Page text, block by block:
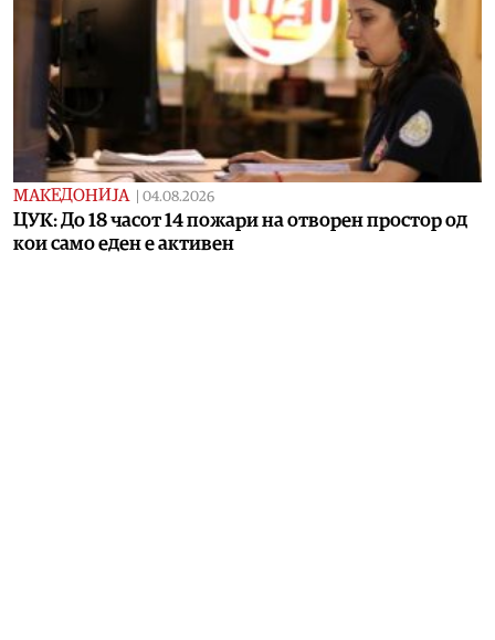
МАКЕДОНИЈА | 04.08.2026
ЦУК: До 18 часот 14 пожари на отворен простор од
кои само еден е активен